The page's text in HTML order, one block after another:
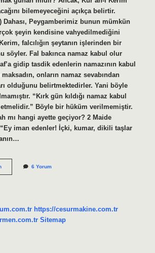
bilemeyeceğini açıkça belirtir.
Dahası, Peygamberimiz bunun mümkün
şeyin kendisine vahyedilmediğini
falcılığın şeytanın işlerinden bir
söyler. Fal bakınca namaz kabul olur
gidip tasdik edenlerin namazının kabul
onların namaz sevabından
olduğunu belirtmektedirler. Yani böyle
“Kırk gün kıldığı namaz kabul
Böyle bir hüküm verilmemiştir.
mı hangi ayette geçiyor? 2 Maide
iman edenler! İçki, kumar, dikili taşlar
Kahve
6 Yorum
https://cesurmakine.com.tr
Sitemap